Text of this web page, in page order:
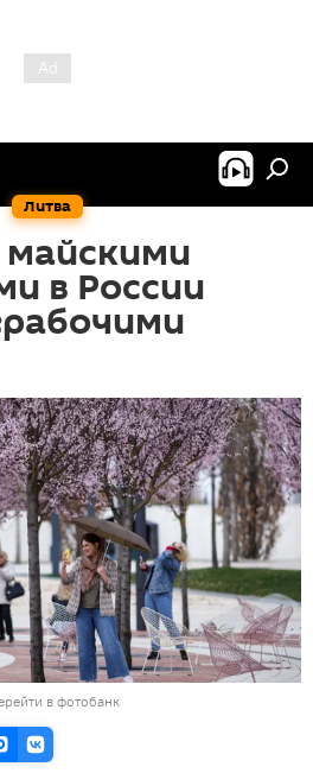
Литва
в России
в фотобанк